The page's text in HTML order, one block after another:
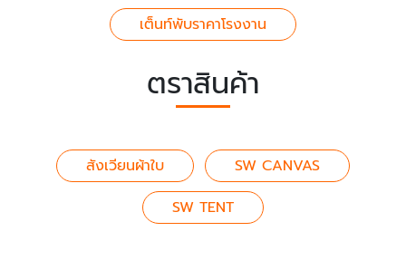
เต็นท์พับราคาโรงงาน
ตราสินค้า
สังเวียนผ้าใบ
SW CANVAS
SW TENT